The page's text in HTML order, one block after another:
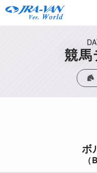
競馬
ボ